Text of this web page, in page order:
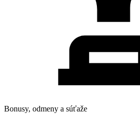
Bonusy, odmeny a súťaže